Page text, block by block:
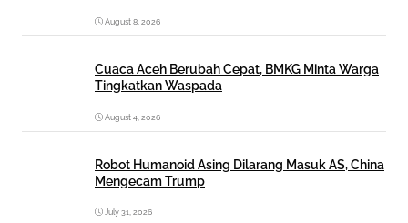
August 8, 2026
Cuaca Aceh Berubah Cepat, BMKG Minta Warga
Tingkatkan Waspada
August 4, 2026
Robot Humanoid Asing Dilarang Masuk AS, China
Mengecam Trump
July 31, 2026